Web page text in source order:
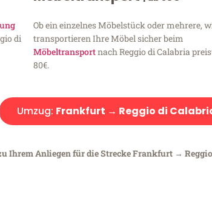
di
Ob ein einzelnes Möbelstück oder mehrere,
transportieren Ihre Möbel sicher beim
Möbeltransportnach Reggio di Calabria
80€.
Umzug: Frankfurt → Reggio di
Ihrem Anliegen für die Strecke Frankfurt →